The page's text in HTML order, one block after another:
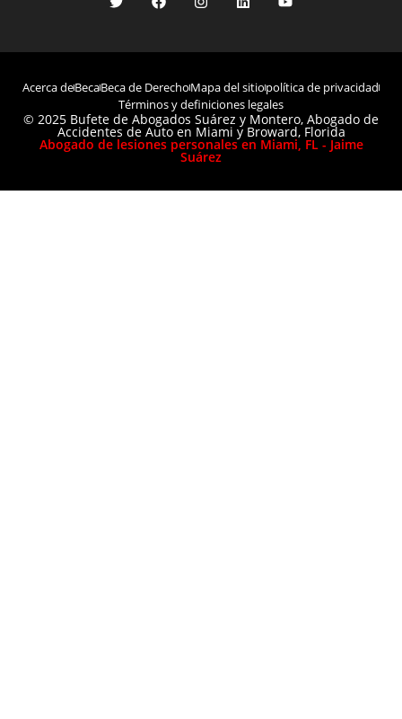
Acerca deBecaBeca de DerechoMapa del sitiopolítica de privacidad
Términos y definiciones legales
© 2025 Bufete de Abogados Suárez y Montero, Abogado de
Accidentes de Auto en Miami y Broward, Florida
Abogado de lesiones personales en Miami, FL - Jaime
Suárez